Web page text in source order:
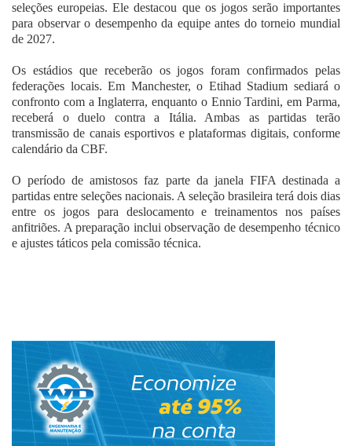
seleções europeias. Ele destacou que os jogos serão importantes
para observar o desempenho da equipe antes do torneio mundial
de 2027.
Os estádios que receberão os jogos foram confirmados pelas
federações locais. Em Manchester, o Etihad Stadium sediará o
confronto com a Inglaterra, enquanto o Ennio Tardini, em Parma,
receberá o duelo contra a Itália. Ambas as partidas terão
transmissão de canais esportivos e plataformas digitais, conforme
calendário da CBF.
O período de amistosos faz parte da janela FIFA destinada a
partidas entre seleções nacionais. A seleção brasileira terá dois dias
entre os jogos para deslocamento e treinamentos nos países
anfitriões. A preparação inclui observação de desempenho técnico
e ajustes táticos pela comissão técnica.